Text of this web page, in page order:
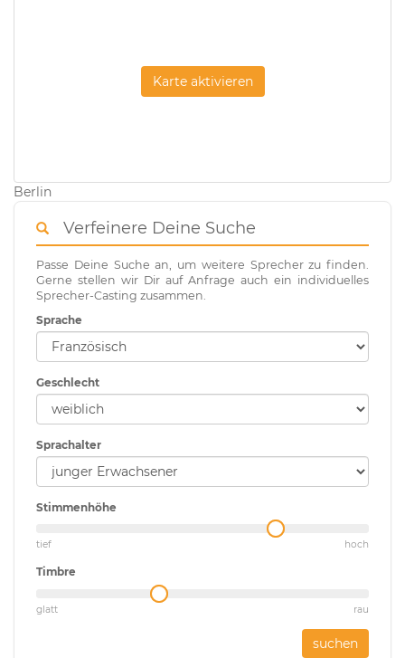
Karte aktivieren
Berlin
Verfeinere Deine Suche
Passe Deine Suche an, um weitere Sprecher zu finden.
Gerne stellen wir Dir auf Anfrage auch ein individuelles
Sprecher-Casting zusammen.
Sprache
Geschlecht
Sprachalter
Stimmenhöhe
tief hoch
Timbre
glatt rau
suchen